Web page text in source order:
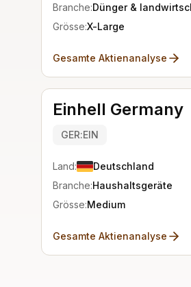
Branche:Dünger &
Grösse:X-Large
Gesamte Aktienanalyse
Einhell Germany
GER:EIN
Land:
Deutschland
Branche:Haushaltsgeräte
Grösse:Medium
Gesamte Aktienanalyse